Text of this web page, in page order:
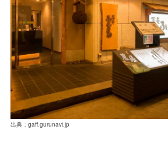
出典：gaff.gurunavi.jp